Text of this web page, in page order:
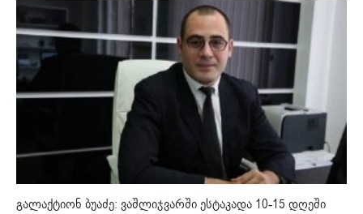
გალაქტიონ ბუაძე: ვაშლიჯვარში ესტაკადა 10-15 დღეში